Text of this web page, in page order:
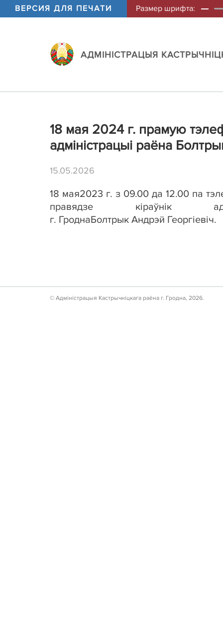
ВЕРСИЯ ДЛЯ ПЕЧАТИ Размер шрифта:
АДМIНIСТРАЦЫЯ
18 мая 2024 г. прамую
адміністрацыі раёна
15.05.2026
18 мая2023 г. з 09.00 да 12.00 па
правядзе кіраўнік
г. ГроднаБолтрык Андрэй Георгіевіч.
© Адмiнiстрацыя Кастрычнiцкага раёна г. Гродна, 2026.